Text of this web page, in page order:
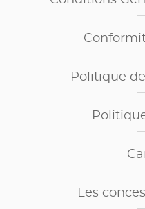
Politique
Les